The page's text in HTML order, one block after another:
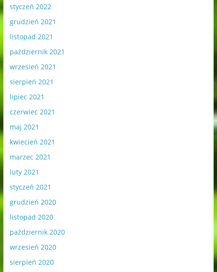
styczeń 2022
grudzień 2021
listopad 2021
październik 2021
wrzesień 2021
sierpień 2021
lipiec 2021
czerwiec 2021
maj 2021
kwiecień 2021
marzec 2021
luty 2021
styczeń 2021
grudzień 2020
listopad 2020
październik 2020
wrzesień 2020
sierpień 2020